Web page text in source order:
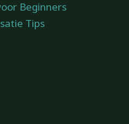
Beginners
Tips